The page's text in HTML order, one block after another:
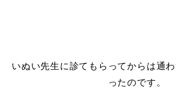
いぬい先生に診てもらってからは通
ったのです。